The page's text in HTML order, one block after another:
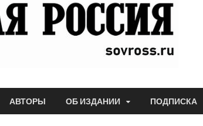
АВТОРЫ ОБ ИЗДАНИИ ПОДПИСКА